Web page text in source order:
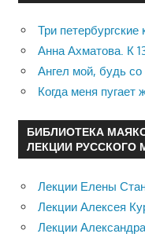
Три
Анна Ахматова. К
Ангел мой, будь
Когда меня
БИБЛИОТЕКА
ЛЕКЦИИ РУССКОГО
Лекции Елены
Лекции Алексея
Лекции